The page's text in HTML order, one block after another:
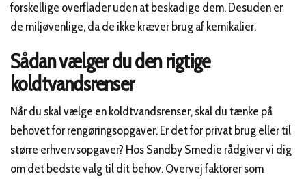
forskellige overflader uden at beskadige dem. Desuden er
de miljøvenlige, da de ikke kræver brug af kemikalier.
Sådan vælger du den rigtige
koldtvandsrenser
Når du skal vælge en koldtvandsrenser, skal du tænke på
behovet for rengøringsopgaver. Er det for privat brug eller til
større erhvervsopgaver? Hos Sandby Smedie rådgiver vi dig
om det bedste valg til dit behov. Overvej faktorer som